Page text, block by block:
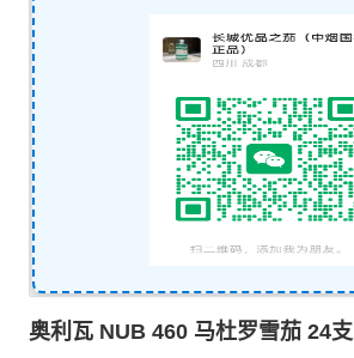
奥利瓦 NUB 460 马杜罗雪茄 24支